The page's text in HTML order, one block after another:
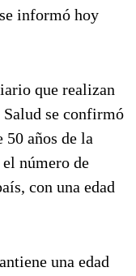
informó hoy
que realizan
se confirmó
años de la
número de
con una edad
una edad